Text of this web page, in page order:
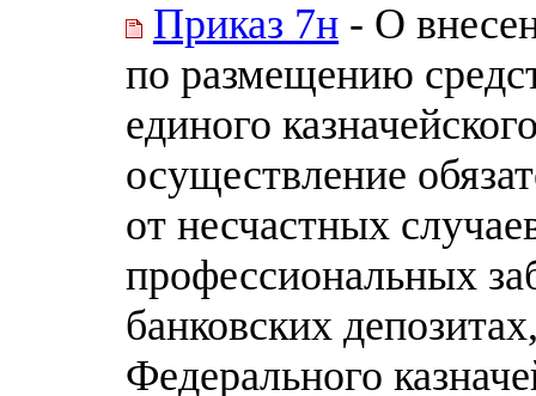
Приказ 7н - О
по размещению
единого
осуществление
от несчастных
профессиональных
банковских
Федерального